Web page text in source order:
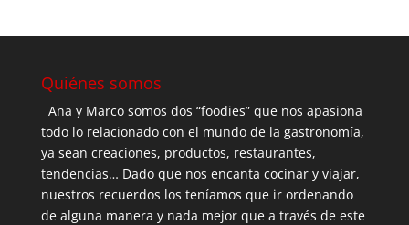
Quiénes somos
Ana y Marco somos dos “foodies” que nos apasiona
todo lo relacionado con el mundo de la gastronomía,
ya sean creaciones, productos, restaurantes,
tendencias… Dado que nos encanta cocinar y viajar,
nuestros recuerdos los teníamos que ir ordenando
de alguna manera y nada mejor que a través de este